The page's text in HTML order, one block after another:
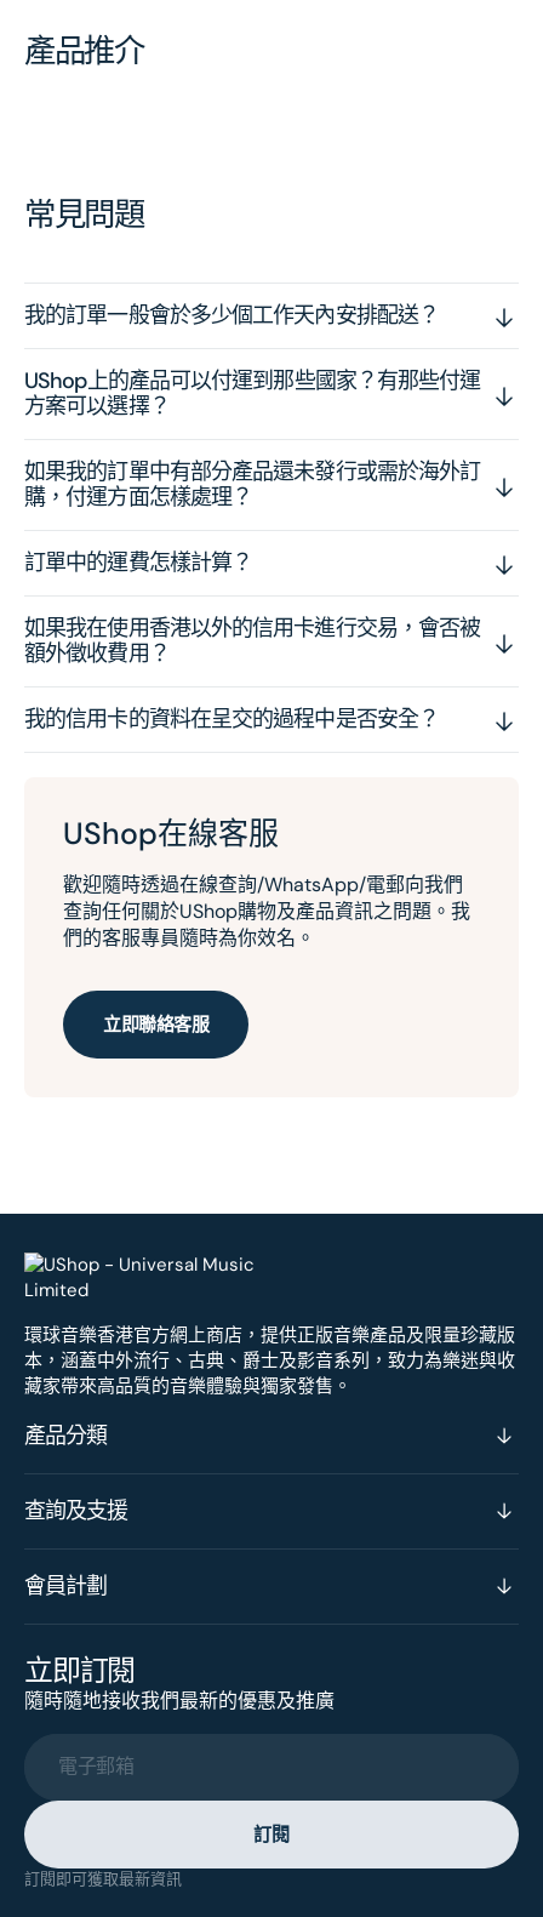
產品推介
常見問題
我的訂單一般會於多少個工作天內安排配送？
UShop上的產品可以付運到那些國家？有那些付運
方案可以選擇？
如果我的訂單中有部分產品還未發行或需於海外訂
購，付運方面怎樣處理？
訂單中的運費怎樣計算？
如果我在使用香港以外的信用卡進行交易，會否被
額外徵收費用？
我的信用卡的資料在呈交的過程中是否安全？
UShop在線客服
歡迎隨時透過在線查詢/WhatsApp/電郵向我們
查詢任何關於UShop購物及產品資訊之問題。我
們的客服專員隨時為你效名。
立即聯絡客服
環球音樂香港官方網上商店，提供正版音樂產品及限量珍藏版
本，涵蓋中外流行、古典、爵士及影音系列，致力為樂迷與收
藏家帶來高品質的音樂體驗與獨家發售。
產品分類
查詢及支援
會員計劃
立即訂閱
隨時隨地接收我們最新的優惠及推廣
電子郵箱
訂閱
訂閱即可獲取最新資訊